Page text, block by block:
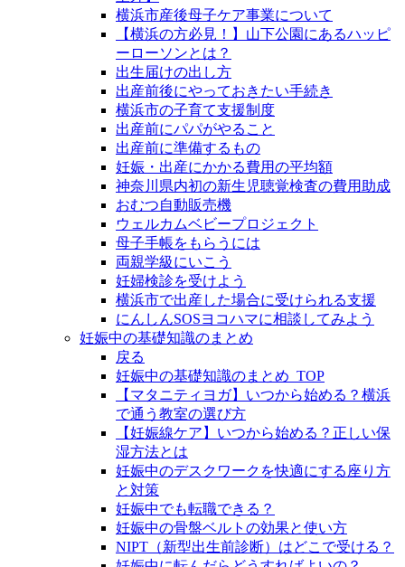
横浜市産後母子ケア事業について
【横浜の方必見！】山下公園にあるハッピ
ーローソンとは？
出生届けの出し方
出産前後にやっておきたい手続き
横浜市の子育て支援制度
出産前にパパがやること
出産前に準備するもの
妊娠・出産にかかる費用の平均額
神奈川県内初の新生児聴覚検査の費用助成
おむつ自動販売機
ウェルカムベビープロジェクト
母子手帳をもらうには
両親学級にいこう
妊婦検診を受けよう
横浜市で出産した場合に受けられる支援
にんしんSOSヨコハマに相談してみよう
妊娠中の基礎知識のまとめ
戻る
妊娠中の基礎知識のまとめ_TOP
【マタニティヨガ】いつから始める？横浜
で通う教室の選び方
【妊娠線ケア】いつから始める？正しい保
湿方法とは
妊娠中のデスクワークを快適にする座り方
と対策
妊娠中でも転職できる？
妊娠中の骨盤ベルトの効果と使い方
NIPT（新型出生前診断）はどこで受ける？